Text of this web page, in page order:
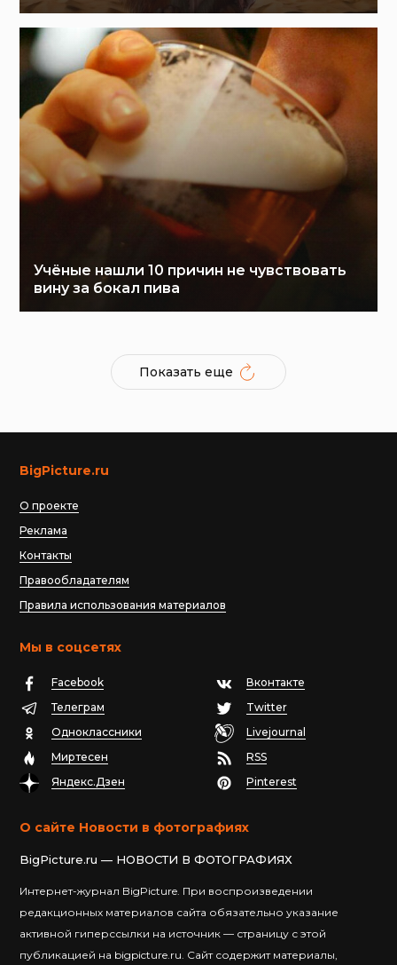
Учёные нашли 10 причин не чувствовать
вину за бокал пива
Показать еще
BigPicture.ru
О проекте
Реклама
Контакты
Правообладателям
Правила использования материалов
Мы в соцсетях
Facebook
Вконтакте
Телеграм
Twitter
Одноклассники
Livejournal
Миртесен
RSS
Яндекс.Дзен
Pinterest
О сайте Новости в фотографиях
BigPicture.ru — НОВОСТИ В ФОТОГРАФИЯХ
Интернет-журнал BigPicture. При воспроизведении
редакционных материалов сайта обязательно указание
активной гиперссылки на источник — страницу с этой
публикацией на bigpicture.ru. Сайт содержит материалы,